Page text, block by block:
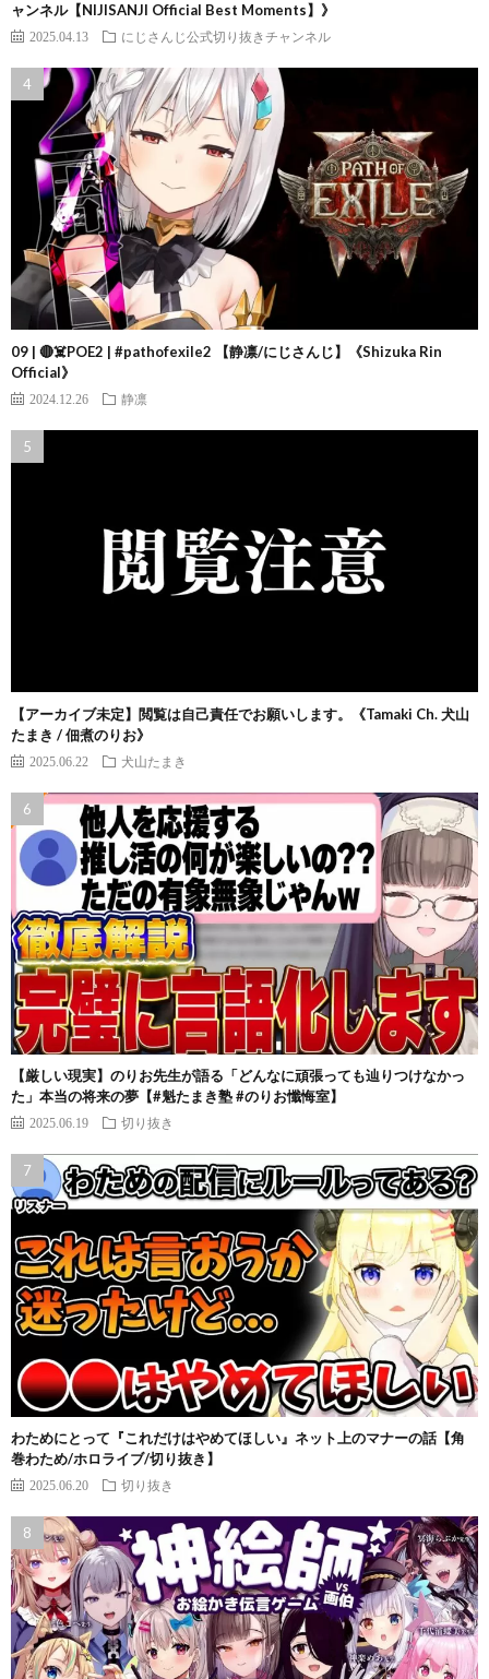
ャンネル【NIJISANJI Official Best Moments】》
2025.04.13 にじさんじ公式切り抜きチャンネル
09 | 🔴☠️POE2 | #pathofexile2 【静凛/にじさんじ】《Shizuka Rin
Official》
2024.12.26 静凛
【アーカイブ未定】閲覧は自己責任でお願いします。《Tamaki Ch. 犬山
たまき / 佃煮のりお》
2025.06.22 犬山たまき
【厳しい現実】のりお先生が語る「どんなに頑張っても辿りつけなかっ
た」本当の将来の夢【#魁たまき塾 #のりお懺悔室】
2025.06.19 切り抜き
わためにとって『これだけはやめてほしい』ネット上のマナーの話【角
巻わため/ホロライブ/切り抜き】
2025.06.20 切り抜き